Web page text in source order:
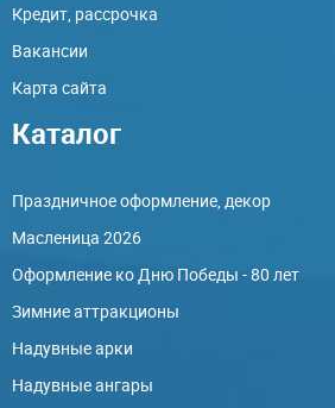
Кредит, рассрочка
Вакансии
Карта сайта
Каталог
Праздничное оформление, декор
Масленица 2026
Оформление ко Дню Победы - 80 лет
Зимние аттракционы
Надувные арки
Надувные ангары